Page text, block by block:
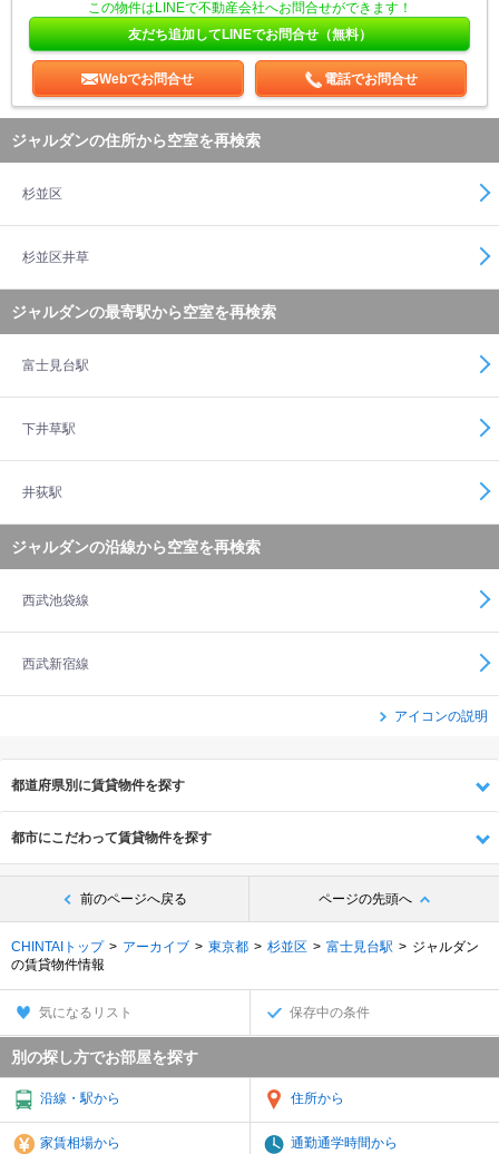
この物件はLINEで不動産会社へお問合せができます！
友だち追加してLINEでお問合せ（無料）
Webでお問合せ 電話でお問合せ
ジャルダンの住所から空室を再検索
杉並区
杉並区井草
ジャルダンの最寄駅から空室を再検索
富士見台駅
下井草駅
井荻駅
ジャルダンの沿線から空室を再検索
西武池袋線
西武新宿線
アイコンの説明
都道府県別に賃貸物件を探す
都市にこだわって賃貸物件を探す
前のページへ戻る ページの先頭へ
CHINTAIトップ アーカイブ 東京都 杉並区 富士見台駅
ジャルダン
の賃貸物件情報
気になるリスト 保存中の条件
別の探し方でお部屋を探す
沿線・駅から 住所から
家賃相場から 通勤通学時間から